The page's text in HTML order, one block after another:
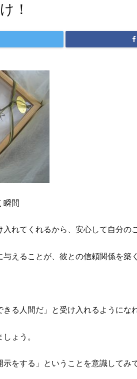
！
瞬間
入れてくれるから、安心して自分の
えることが、彼との信頼関係を築
る人間だ」と受け入れるようにな
ょう。
をする」ということを意識してみ